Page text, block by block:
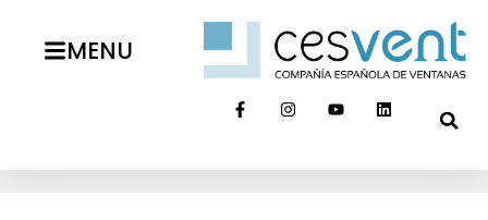
MENU